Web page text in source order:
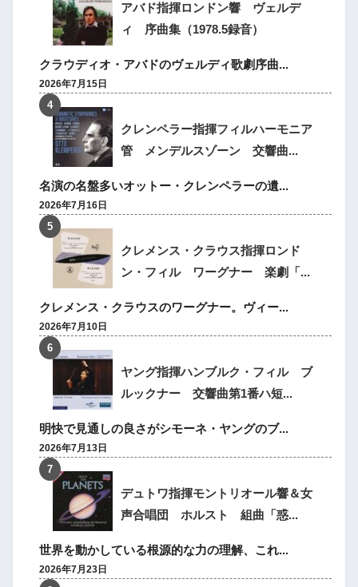
アバド指揮ロンドン響 ヴェルデ
ィ 序曲集（1978.5録音）
クラウディオ・アバドのヴェルディ歌劇序曲...
2026年7月15日
クレンペラー指揮フィルハーモニア
管 メンデルスゾーン 交響曲...
名演の名盤多いオットー・クレンペラーの遺...
2026年7月16日
クレメンス・クラウス指揮ロンド
ン・フィル ワーグナー 楽劇「...
クレメンス・クラウスのワーグナー。ヴィー...
2026年7月10日
ヤング指揮ハンブルク・フィル ブ
ルックナー 交響曲第1番ハ短...
明快で見通しの良さがシモーネ・ヤングのブ...
2026年7月13日
デュトワ指揮モントリオール響＆女
声合唱団 ホルスト 組曲「惑...
世界を動かしている根源的な力の理解、これ...
2026年7月23日